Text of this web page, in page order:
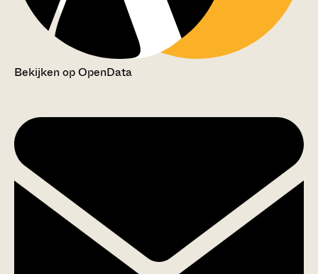
Bekijken op OpenData